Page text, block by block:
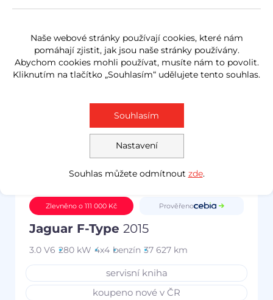
Zlevněno o 111 000 Kč Prověřeno
Jaguar F-Type 2015
3.0 V6 280 kW 4x4 benzín 37 627 km
servisní kniha
koupeno nové v ČR
Naše webové stránky používají cookies, které nám
pomáhají zjistit, jak jsou naše stránky používány.
Abychom cookies mohli používat, musíte nám to povolit.
Kliknutím na tlačítko „Souhlasím“ udělujete tento souhlas.
Nastavení
Souhlasím
Souhlas můžete odmítnout zde.